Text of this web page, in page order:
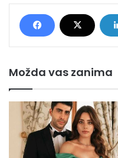
Možda vas zanima